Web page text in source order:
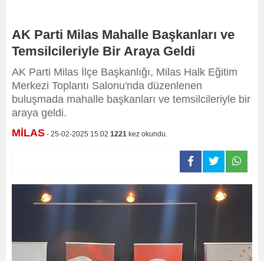
AK Parti Milas Mahalle Başkanları ve
Temsilcileriyle Bir Araya Geldi
AK Parti Milas İlçe Başkanlığı, Milas Halk Eğitim
Merkezi Toplantı Salonu'nda düzenlenen
buluşmada mahalle başkanları ve temsilcileriyle bir
araya geldi.
MİLAS - 25-02-2025 15:02 1221 kez okundu.